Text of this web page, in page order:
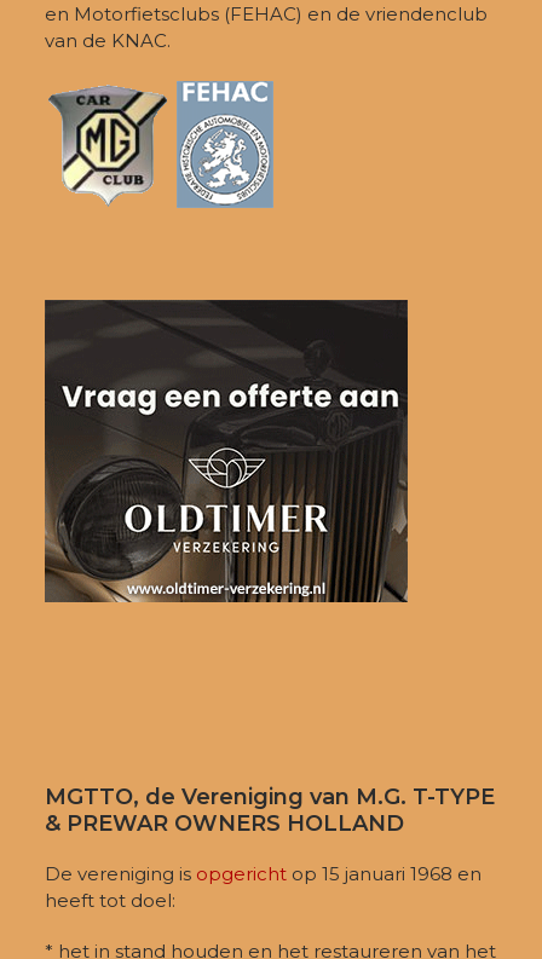
en Motorfietsclubs (FEHAC) en de vriendenclub
van de KNAC.
MGTTO, de Vereniging van M.G. T-TYPE
& PREWAR OWNERS HOLLAND
De vereniging is opgericht op 15 januari 1968 en
heeft tot doel:
* het in stand houden en het restaureren van het